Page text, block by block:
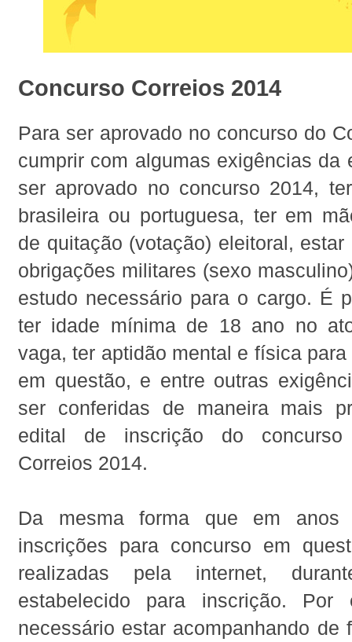
Concurso Correios 2014
Para ser aprovado no concurso do
cumprir com algumas exigências da
ser aprovado no concurso 2014,
brasileira ou portuguesa, ter em
de quitação (votação) eleitoral,
obrigações militares (sexo
estudo necessário para o cargo. É
ter idade mínima de 18 ano no
vaga, ter aptidão mental e física
em questão, e entre outras
ser conferidas de maneira mais
edital de inscrição do
Correios 2014.
Da mesma forma que em anos
inscrições para concurso em
realizadas pela internet,
estabelecido para inscrição.
necessário estar acompanhando de